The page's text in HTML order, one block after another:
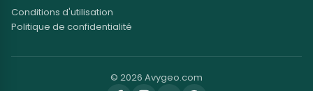
Conditions d'utilisation
Politique de confidentialité
© 2026 Avygeo.com